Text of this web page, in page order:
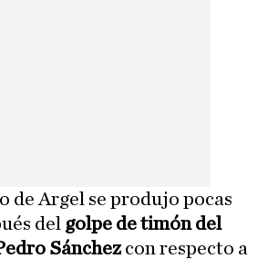
de Argel se produjo pocas
del golpe de timón del
Sánchezcon respecto a